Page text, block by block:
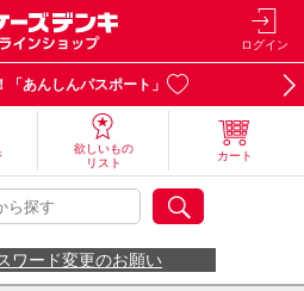
ログイン
「あんしんパスポート」
欲しいもの
リスト
カート
ワード変更のお願い